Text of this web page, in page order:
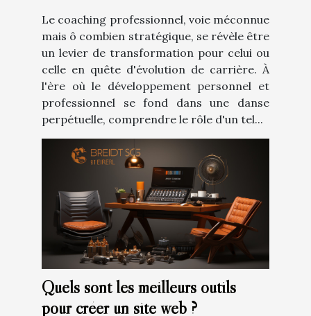
Le coaching professionnel, voie méconnue
mais ô combien stratégique, se révèle être
un levier de transformation pour celui ou
celle en quête d'évolution de carrière. À
l'ère où le développement personnel et
professionnel se fond dans une danse
perpétuelle, comprendre le rôle d'un tel...
Quels sont les meilleurs outils
pour créer un site web ?